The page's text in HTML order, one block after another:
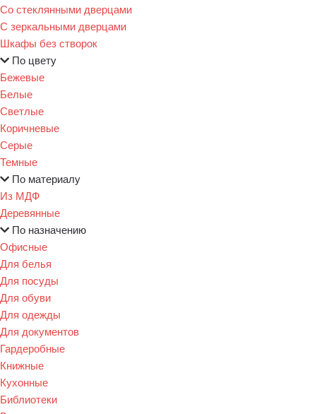
Со стеклянными дверцами
С зеркальными дверцами
Шкафы без створок
По цвету
Бежевые
Белые
Светлые
Коричневые
Серые
Темные
По материалу
Из МДФ
Деревянные
По назначению
Офисные
Для белья
Для посуды
Для обуви
Для одежды
Для документов
Гардеробные
Книжные
Кухонные
Библиотеки